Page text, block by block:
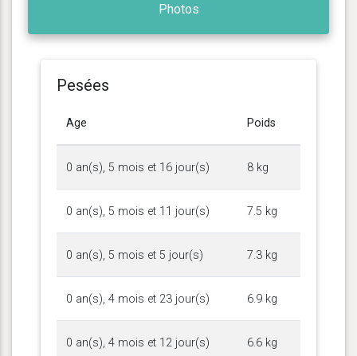
Photos
Pesées
Age Poids
0 an(s), 5 mois et 16 jour(s) 8 kg
0 an(s), 5 mois et 11 jour(s) 7.5 kg
0 an(s), 5 mois et 5 jour(s) 7.3 kg
0 an(s), 4 mois et 23 jour(s) 6.9 kg
0 an(s), 4 mois et 12 jour(s) 6.6 kg